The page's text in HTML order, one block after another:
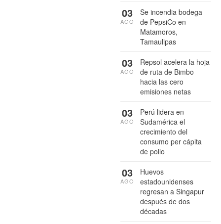
Se incendia bodega
de PepsiCo en
Matamoros,
Tamaulipas
03
AGO
Repsol acelera la hoja
de ruta de Bimbo
hacia las cero
emisiones netas
03
AGO
Perú lidera en
Sudamérica el
crecimiento del
consumo per cápita
de pollo
03
AGO
Huevos
estadounidenses
regresan a Singapur
después de dos
décadas
03
AGO